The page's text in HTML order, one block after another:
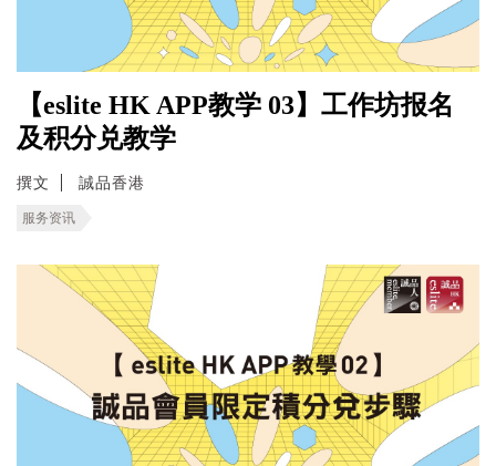
【eslite HK APP教学 03】工作坊报名
及积分兑教学
撰文 誠品香港
服务资讯